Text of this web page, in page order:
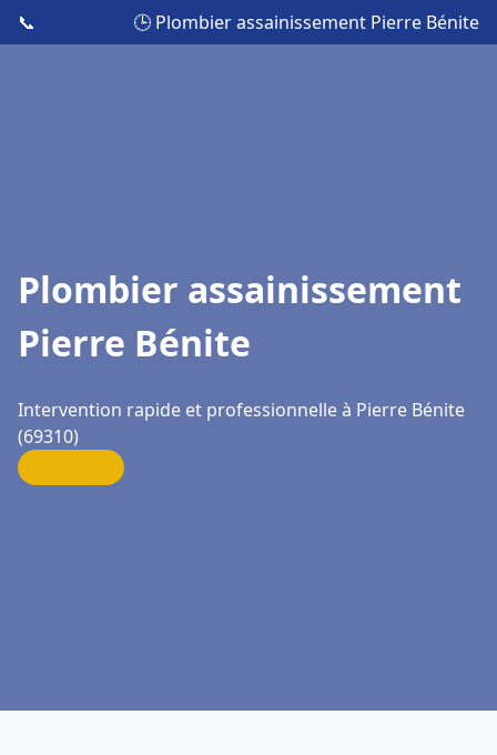
📞 🕒 Plombier assainissement Pierre Bénite
Plombier assainissement
Pierre Bénite
Intervention rapide et professionnelle à Pierre Bénite
(69310)